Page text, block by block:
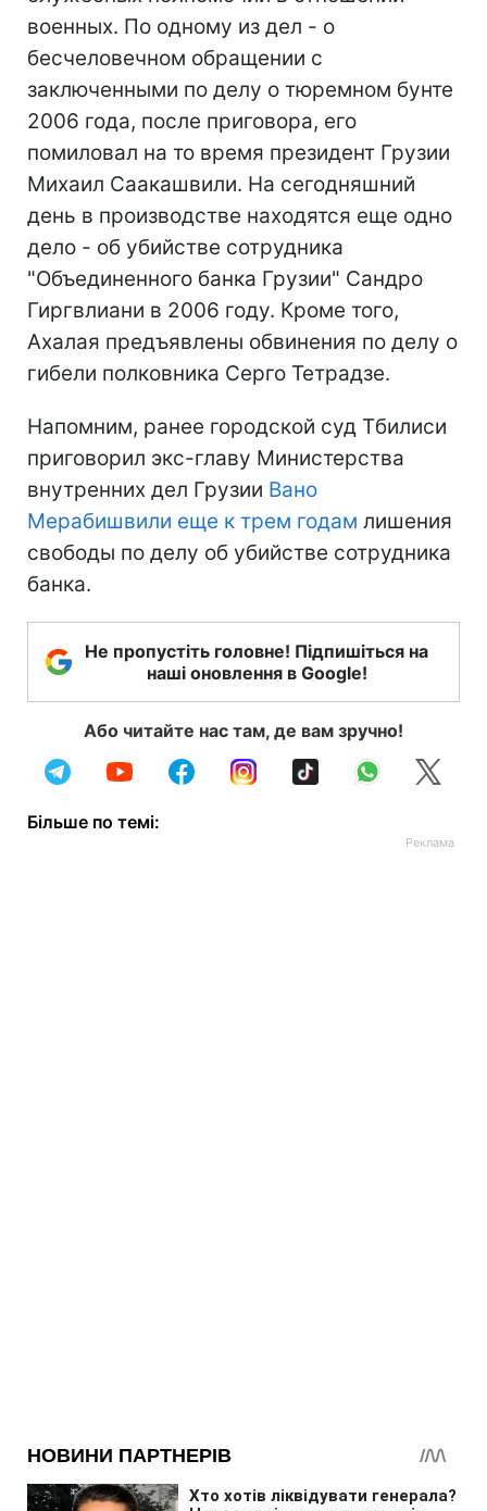
военных. По одному из дел - о
бесчеловечном обращении с
заключенными по делу о тюремном бунте
2006 года, после приговора, его
помиловал на то время президент Грузии
Михаил Саакашвили. На сегодняшний
день в производстве находятся еще одно
дело - об убийстве сотрудника
"Объединенного банка Грузии" Сандро
Гиргвлиани в 2006 году. Кроме того,
Ахалая предъявлены обвинения по делу о
гибели полковника Серго Тетрадзе.
Напомним, ранее городской суд Тбилиси
приговорил экс-главу Министерства
внутренних дел Грузии Вано
Мерабишвили еще к трем годам лишения
свободы по делу об убийстве сотрудника
банка.
Не пропустіть головне! Підпишіться на
наші оновлення в Google!
Або читайте нас там, де вам зручно!
Більше по темі: